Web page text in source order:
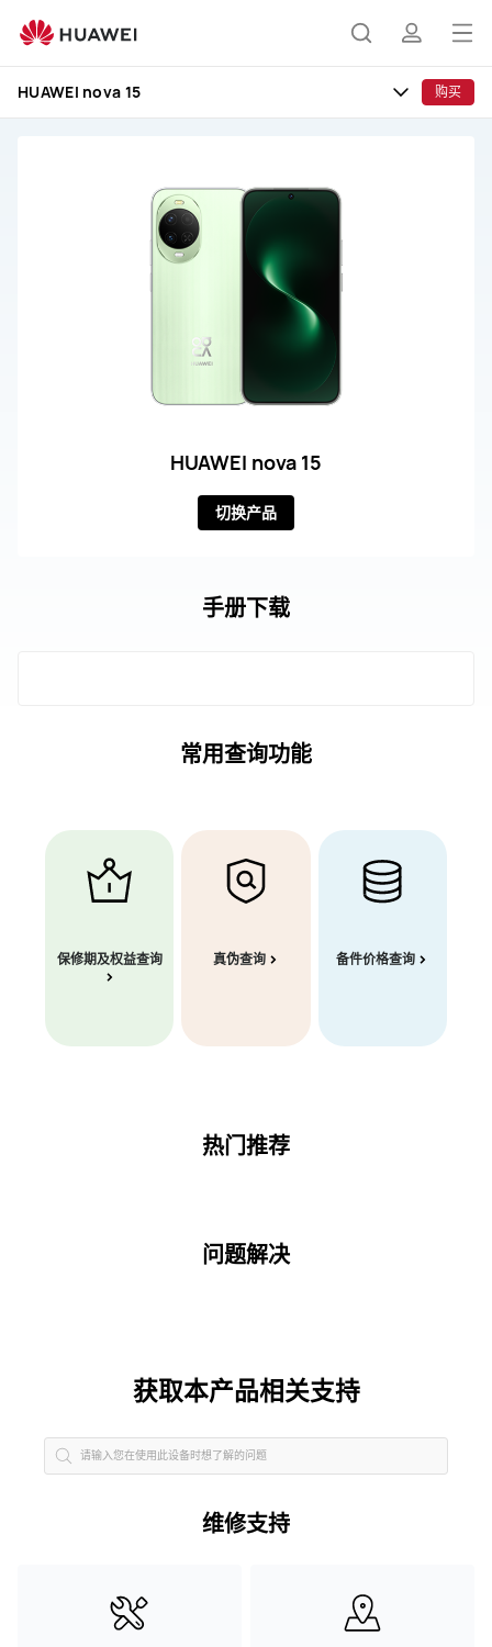
nova
打
开
HUAWEI nova 15 购买
HUAWEI nova 15
切换产品
手册下载
常用查询功能
保修期及权益查询 真伪查询 备件价格查询
热门推荐
问题解决
获取本产品相关支持
维修支持